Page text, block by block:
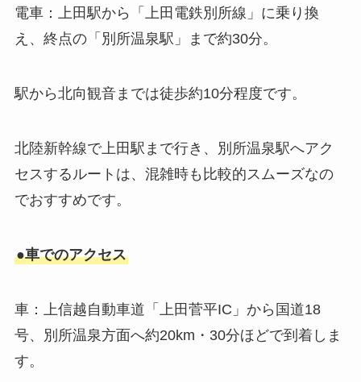
電車：上田駅から「上田電鉄別所線」に乗り換
え、終点の「別所温泉駅」まで約30分。
駅から北向観音までは徒歩約10分程度です。
北陸新幹線で上田駅まで行き、別所温泉駅へアク
セスするルートは、混雑時も比較的スムーズなの
でおすすめです。
●車でのアクセス
車：上信越自動車道「上田菅平IC」から国道18
号、別所温泉方面へ約20km・30分ほどで到着しま
す。